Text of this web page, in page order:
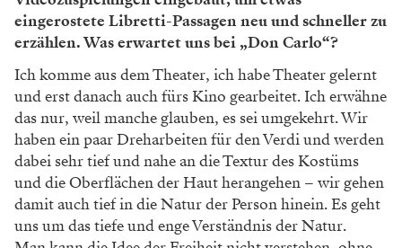
Im Dach der Oper. Sechster Stock in der Oper,
Eberhard-Waechter- Probebühne: Hier entstand
dieses Foto von Regisseur Kirill Serebrennikov.
Was bedeutet Freiheit für Sie?